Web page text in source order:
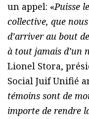
un appel: «Puisse
collective, que
d’arriver au bout
à tout jamais d’un
Lionel Stora,
Social Juif Unifié
témoins sont de
importe de rendre